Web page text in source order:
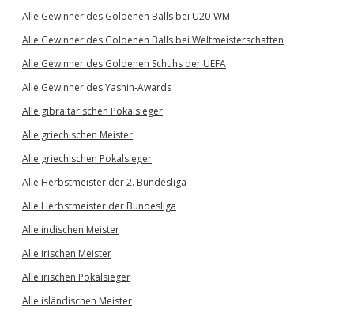
Alle Gewinner des Goldenen Balls bei U20-WM
Alle Gewinner des Goldenen Balls bei Weltmeisterschaften
Alle Gewinner des Goldenen Schuhs der UEFA
Alle Gewinner des Yashin-Awards
Alle gibraltarischen Pokalsieger
Alle griechischen Meister
Alle griechischen Pokalsieger
Alle Herbstmeister der 2. Bundesliga
Alle Herbstmeister der Bundesliga
Alle indischen Meister
Alle irischen Meister
Alle irischen Pokalsieger
Alle isländischen Meister